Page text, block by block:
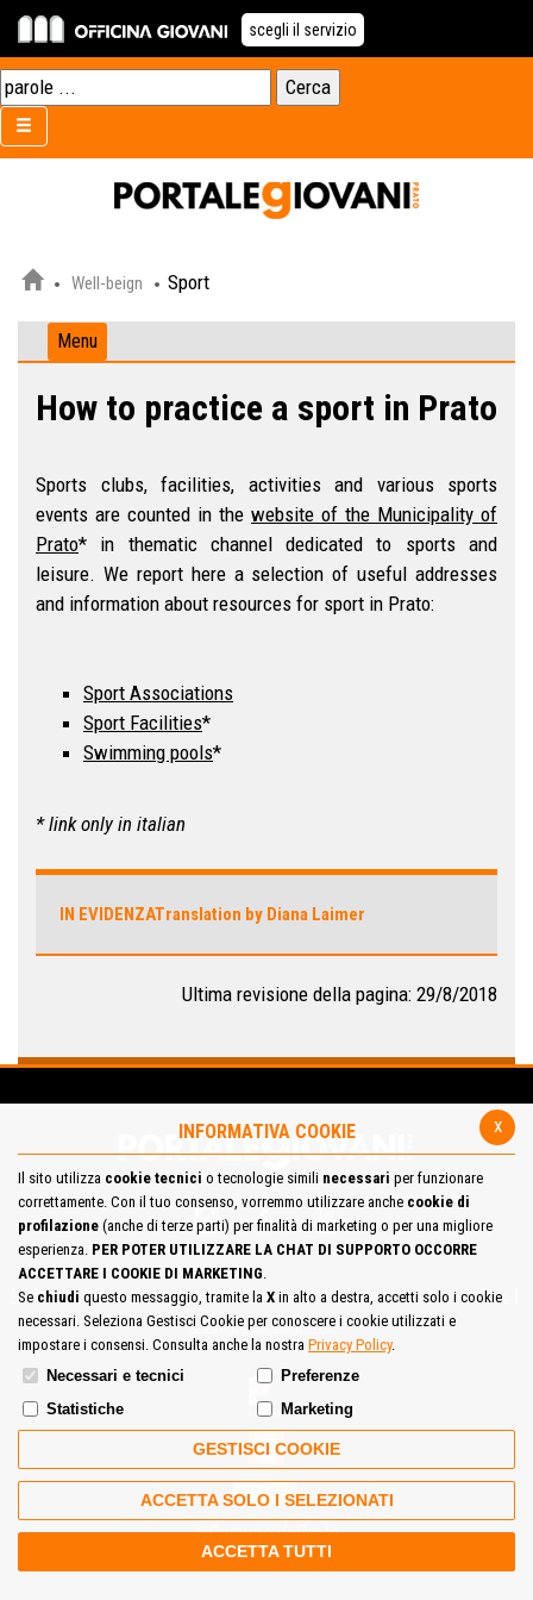
scegli il servizio
Well-beign Sport
Menu
How to practice a sport in Prato
Sports clubs, facilities, activities and various sports
events are counted in the website of the Municipality of
Prato* in thematic channel dedicated to sports and
leisure. We report here a selection of useful addresses
and information about resources for sport in Prato:
Sport Associations
Sport Facilities*
Swimming pools*
* link only in italian
IN EVIDENZATranslation by Diana Laimer
Ultima revisione della pagina: 29/8/2018
Mappa del Sito Privacy Policy Cookie Policy
Contatta la redazione
Cosa pensi del portale
Comune di Prato
x
INFORMATIVA COOKIE
Il sito utilizza cookie tecnici o tecnologie simili necessari per funzionare
correttamente. Con il tuo consenso, vorremmo utilizzare anche cookie di
profilazione (anche di terze parti) per finalità di marketing o per una migliore
esperienza. PER POTER UTILIZZARE LA CHAT DI SUPPORTO OCCORRE
ACCETTARE I COOKIE DI MARKETING.
Se chiudi questo messaggio, tramite la X in alto a destra, accetti solo i cookie
necessari. Seleziona Gestisci Cookie per conoscere i cookie utilizzati e
impostare i consensi. Consulta anche la nostra Privacy Policy.
Necessari e tecnici
Preferenze
Statistiche
Marketing
GESTISCI COOKIE
ACCETTA SOLO I SELEZIONATI
ACCETTA TUTTI